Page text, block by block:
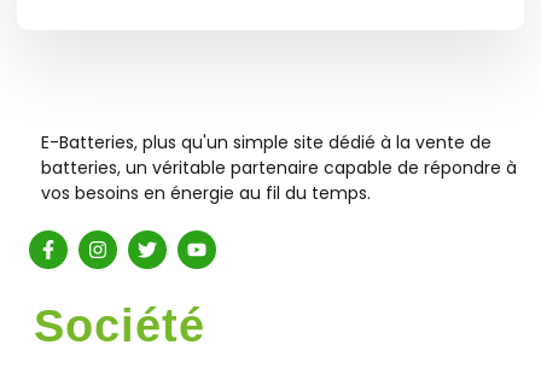
E-Batteries, plus qu'un simple site dédié à la vente de
batteries, un véritable partenaire capable de répondre à
vos besoins en énergie au fil du temps.
Société